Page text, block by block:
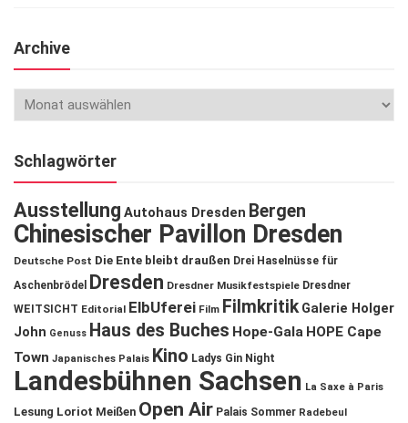
Archive
Schlagwörter
Ausstellung Autohaus Dresden Bergen
Chinesischer Pavillon Dresden
Deutsche Post Die Ente bleibt draußen Drei Haselnüsse für
Aschenbrödel
Dresden Dresdner Musikfestspiele Dresdner
WEITSICHT Editorial ElbUferei Film Filmkritik Galerie Holger
John Genuss Haus des Buches Hope-Gala HOPE Cape
Town Japanisches Palais Kino Ladys Gin Night
Landesbühnen Sachsen La Saxe à Paris
Lesung Loriot Meißen Open Air Palais Sommer Radebeul